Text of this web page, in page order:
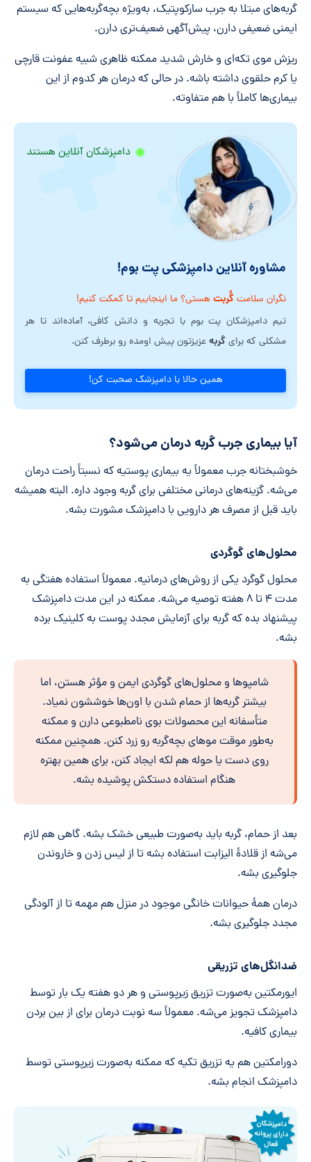
گربه‌های مبتلا به جرب سارکوپتیک، به‌ویژه بچه‌گربه‌هایی که سیستم
ایمنی ضعیفی دارن، پیش‌آگهی ضعیف‌تری دارن.
ریزش موی تکه‌ای و خارش شدید ممکنه ظاهری شبیه عفونت قارچی
یا کرم حلقوی داشته باشه. در حالی که درمان هر کدوم از این
بیماری‌ها کاملاً با هم متفاوته.
دامپزشکان آنلاین هستند
مشاوره آنلاین دامپزشکی پت بوم!
نگران سلامتگُربتهستی؟ ما اینجاییم تا کمکت کنیم!
تیم دامپزشکان پت بوم با تجربه و دانش کافی، آماده‌اند تا هر
مشکلی که برایگربهعزیزتون پیش اومده رو برطرف کنن.
همین حالا با دامپزشک صحبت کن!
آیا بیماری جرب گربه درمان می‌شود؟
خوشبختانه جرب معمولاً یه بیماری پوستیه که نسبتاً راحت درمان
می‌شه. گزینه‌های درمانی مختلفی برای گربه وجود داره. البته همیشه
باید قبل از مصرف هر دارویی با دامپزشک مشورت بشه.
محلول‌های گوگردی
محلول گوگرد یکی از روش‌های درمانیه. معمولاً استفاده هفتگی به
مدت ۴ تا ۸ هفته توصیه می‌شه. ممکنه در این مدت دامپزشک
پیشنهاد بده که گربه برای آزمایش مجدد پوست به کلینیک برده
بشه.
شامپوها و محلول‌های گوگردی ایمن و مؤثر هستن، اما
بیشتر گربه‌ها از حمام شدن با اون‌ها خوششون نمیاد.
متأسفانه این محصولات بوی نامطبوعی دارن و ممکنه
به‌طور موقت موهای بچه‌گربه رو زرد کنن. همچنین ممکنه
روی دست یا حوله هم لکه ایجاد کنن، برای همین بهتره
هنگام استفاده دستکش پوشیده بشه.
بعد از حمام، گربه باید به‌صورت طبیعی خشک بشه. گاهی هم لازم
می‌شه از قلادۀ الیزابت استفاده بشه تا از لیس زدن و خاروندن
جلوگیری بشه.
درمان همۀ حیوانات خانگی موجود در منزل هم مهمه تا از آلودگی
مجدد جلوگیری بشه.
ضدانگل‌های تزریقی
ایورمکتین به‌صورت تزریق زیرپوستی و هر دو هفته یک بار توسط
دامپزشک تجویز می‌شه. معمولاً سه نوبت درمان برای از بین بردن
بیماری کافیه.
دورامکتین هم یه تزریق تکیه که ممکنه به‌صورت زیرپوستی توسط
دامپزشک انجام بشه.